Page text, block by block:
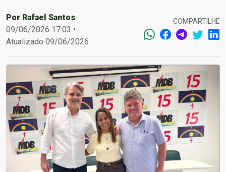
Por Rafael Santos
09/06/2026 17:03 •
Atualizado 09/06/2026
COMPARTILHE